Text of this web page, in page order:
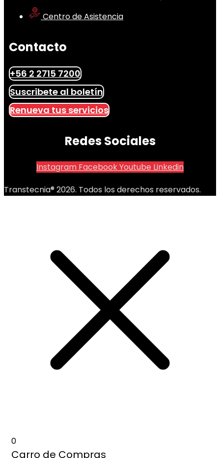
Centro de Asistencia
Contacto
+56 2 2715 7200
Suscribete al boletín
Renueva tus servicios
Redes Sociales
Instagram FacebookYoutube Linkedin
Transtecnia® 2026. Todos los derechos reservados.
0
Carro de Compras